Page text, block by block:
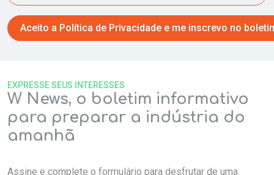
W News, o boletim informativo
para preparar a indústria do
amanhã
EXPRESSE SEUS INTERESSES
Assine e complete o formulário para desfrutar de uma